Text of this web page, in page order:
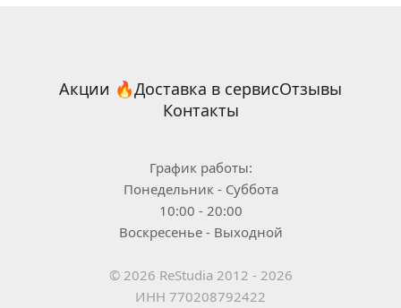
Акции 🔥Доставка в сервисОтзывы
Контакты
График работы:
Понедельник - Суббота
10:00 - 20:00
Воскресенье - Выходной
© 2026 ReStudia 2012 - 2026
ИНН 770208792422